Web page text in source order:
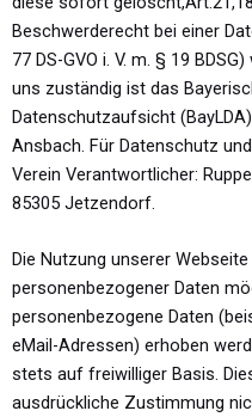
Beschwerderecht bei einer
77 DS-GVO i. V. m. § 19
uns zuständig ist das
Datenschutzaufsicht
Ansbach. Für Datenschutz
Verein Verantwortlicher:
85305 Jetzendorf.
Die Nutzung unserer
personenbezogener Daten
personenbezogene Daten
eMail-Adressen) erhoben
stets auf freiwilliger Basis.
ausdrückliche Zustimmung